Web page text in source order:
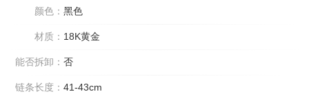
颜色： 黑色
材质： 18K黄金
能否拆卸： 否
链条长度： 41-43cm